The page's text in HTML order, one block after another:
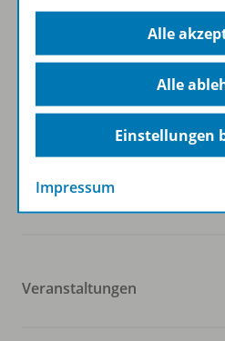
Folgen Sie uns auf Social
Westermann Gruppe
Veranstaltungen
Alle
Alle
Einstellungen
Impressum